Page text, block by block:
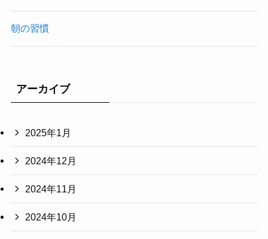
朝の習慣
アーカイブ
2025年1月
2024年12月
2024年11月
2024年10月